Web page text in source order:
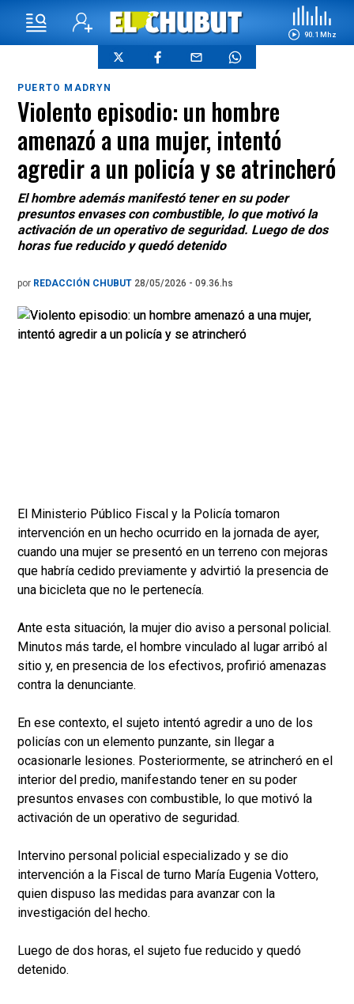
90.1 Mhz
PUERTO MADRYN
Violento episodio: un hombre
amenazó a una mujer, intentó
agredir a un policía y se atrincheró
El hombre además manifestó tener en su poder
presuntos envases con combustible, lo que motivó la
activación de un operativo de seguridad. Luego de dos
horas fue reducido y quedó detenido
por REDACCIÓN CHUBUT 28/05/2026 - 09.36.hs
El Ministerio Público Fiscal y la Policía tomaron
intervención en un hecho ocurrido en la jornada de ayer,
cuando una mujer se presentó en un terreno con mejoras
que habría cedido previamente y advirtió la presencia de
una bicicleta que no le pertenecía.
Ante esta situación, la mujer dio aviso a personal policial.
Minutos más tarde, el hombre vinculado al lugar arribó al
sitio y, en presencia de los efectivos, profirió amenazas
contra la denunciante.
En ese contexto, el sujeto intentó agredir a uno de los
policías con un elemento punzante, sin llegar a
ocasionarle lesiones. Posteriormente, se atrincheró en el
interior del predio, manifestando tener en su poder
presuntos envases con combustible, lo que motivó la
activación de un operativo de seguridad.
Intervino personal policial especializado y se dio
intervención a la Fiscal de turno María Eugenia Vottero,
quien dispuso las medidas para avanzar con la
investigación del hecho.
Luego de dos horas, el sujeto fue reducido y quedó
detenido.